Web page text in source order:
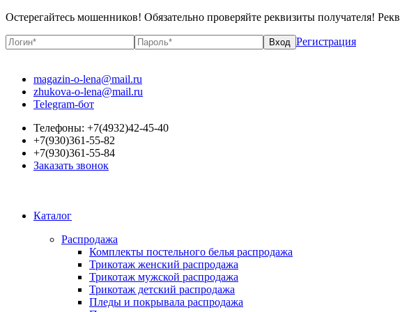
Остерегайтесь мошенников! Обязательно проверяйте реквизиты получателя!
Регистрация
magazin-o-lena@mail.ru
zhukova-o-lena@mail.ru
Telegram-бот
Телефоны: +7(4932)42-45-40
+7(930)361-55-82
+7(930)361-55-84
Заказать звонок
Каталог
Распродажа
Комплекты постельного белья распродажа
Трикотаж женский распродажа
Трикотаж мужской распродажа
Трикотаж детский распродажа
Пледы и покрывала распродажа